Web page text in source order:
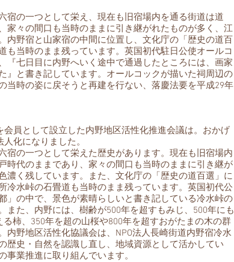
の一つとして栄え、現在も旧宿場内を通る街道は道
家々の間口も当時のままに引き継がれたものが多く、江
内野宿と山家宿の中間に位置し、文化庁の「歴史の道百
も当時のまま残っています。英国初代駐日公使オールコ
『七日目に内野へいく途中で通過したところには、画家
』と書き記しています。オールコックが描いた祠周辺の
当時の姿に戻そうと再建を行ない、落慶法要を平成29年
員として設立した内野地区活性化推進会議は。おかげ
化になりました。
の一つとして栄えた歴史があります。現在も旧宿場内
時代のままであり、家々の間口も当時のままに引き継が
濃く残しています。また、文化庁の「歴史の道百選」に
冷水峠の石畳道も当時のまま残っています。英国初代公
」の中で、景色が素晴らしいと書き記している冷水峠の
また、内野には、樹齢が500年を超すもみじ、500年にも
柿、350年を超の山桜や800年を超すおがたまの木の群
内野地区活性化協議会は、NPO法人長崎街道内野宿冷水
歴史・自然を認識し直し、地域資源として活かしてい
事業推進に取り組んでいます。